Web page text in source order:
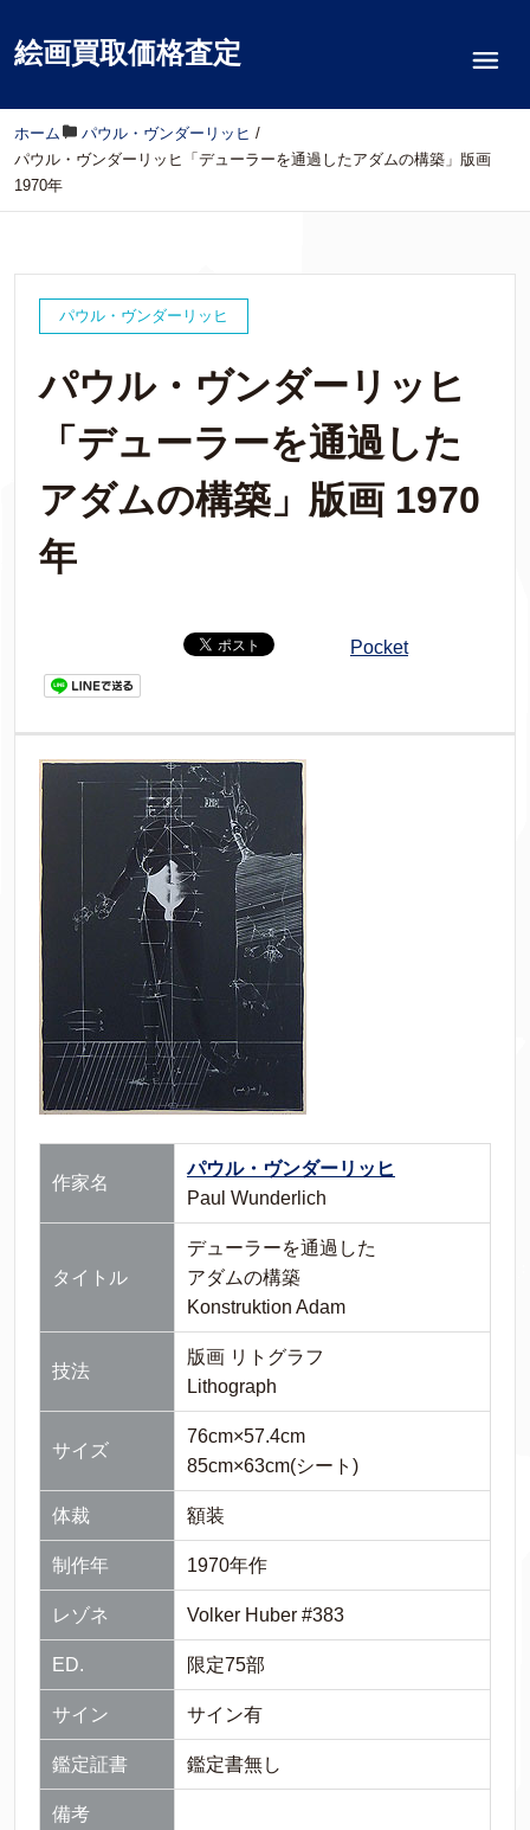
絵画買取価格査定
ホーム / パウル・ヴンダーリッヒ /
パウル・ヴンダーリッヒ「デューラーを通過したアダムの構築」版画
1970年
パウル・ヴンダーリッヒ
パウル・ヴンダーリッヒ
「デューラーを通過した
アダムの構築」版画 1970
年
Pocket
作家名
パウル・ヴンダーリッヒ
Paul Wunderlich
タイトル
デューラーを通過した
アダムの構築
Konstruktion Adam
技法
版画 リトグラフ
Lithograph
サイズ
76cm×57.4cm
85cm×63cm(シート)
体裁 額装
制作年 1970年作
レゾネ Volker Huber #383
ED. 限定75部
サイン サイン有
鑑定証書 鑑定書無し
備考